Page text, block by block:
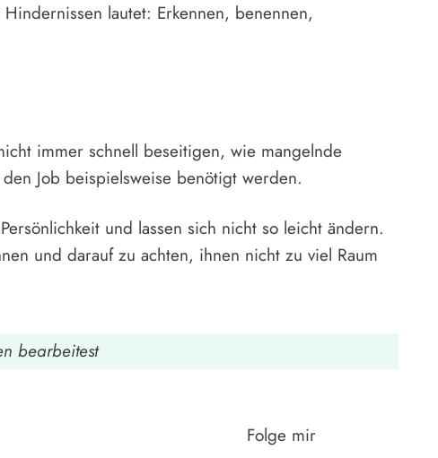
lautet: Erkennen, benennen,
immer schnell beseitigen, wie mangelnde
Job beispielsweise benötigt werden.
und lassen sich nicht so leicht ändern.
und darauf zu achten, ihnen nicht zu viel Raum
bearbeitest
Folge mir